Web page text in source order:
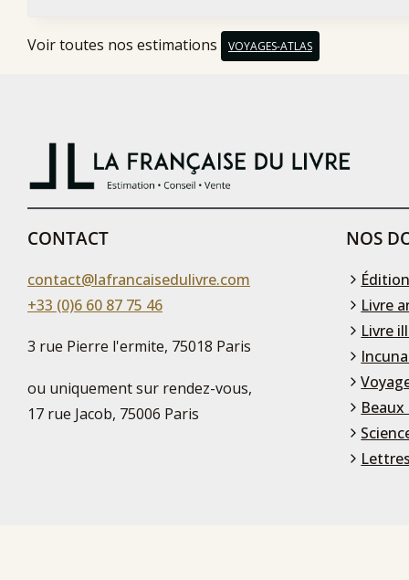
Voir toutes nos estimations VOYAGES-ATLAS
CONTACT
contact@lafrancaisedulivre.com
+33 (0)6 60 87 75 46
3 rue Pierre l'ermite, 75018 Paris
ou uniquement sur rendez-vous,
17 rue Jacob, 75006 Paris
NOS
Livre
Livre